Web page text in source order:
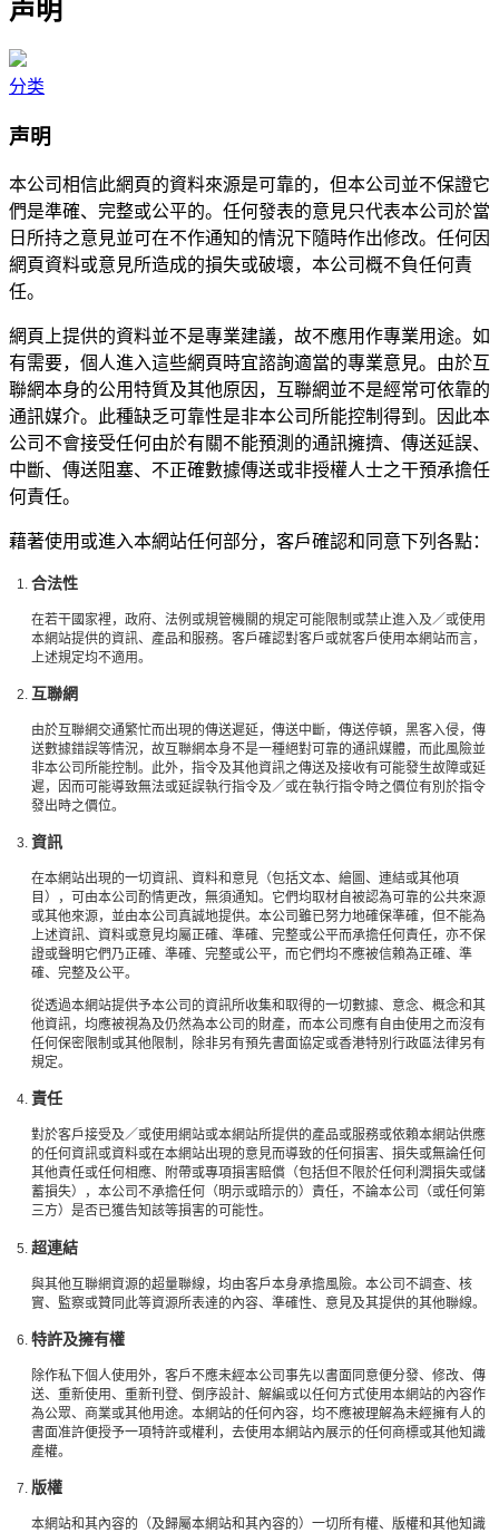
声明
分类
声明
本公司相信此網頁的資料來源是可靠的，但本公司並不保證它
們是準確、完整或公平的。任何發表的意見只代表本公司於當
日所持之意見並可在不作通知的情況下隨時作出修改。任何因
網頁資料或意見所造成的損失或破壞，本公司概不負任何責
任。
網頁上提供的資料並不是專業建議，故不應用作專業用途。如
有需要，個人進入這些網頁時宜諮詢適當的專業意見。由於互
聯網本身的公用特質及其他原因，互聯網並不是經常可依靠的
通訊媒介。此種缺乏可靠性是非本公司所能控制得到。因此本
公司不會接受任何由於有關不能預測的通訊擁擠、傳送延誤、
中斷、傳送阻塞、不正確數據傳送或非授權人士之干預承擔任
何責任。
藉著使用或進入本網站任何部分，客戶確認和同意下列各點：
合法性
在若干國家裡，政府、法例或規管機關的規定可能限制或禁止進入及／或使用
本網站提供的資訊、產品和服務。客戶確認對客戶或就客戶使用本網站而言，
上述規定均不適用。
互聯網
由於互聯網交通繁忙而出現的傳送遲延，傳送中斷，傳送停頓，黑客入侵，傳
送數據錯誤等情況，故互聯網本身不是一種絕對可靠的通訊媒體，而此風險並
非本公司所能控制。此外，指令及其他資訊之傳送及接收有可能發生故障或延
遲，因而可能導致無法或延誤執行指令及／或在執行指令時之價位有別於指令
發出時之價位。
資訊
在本網站出現的一切資訊、資料和意見（包括文本、繪圖、連結或其他項
目），可由本公司酌情更改，無須通知。它們均取材自被認為可靠的公共來源
或其他來源，並由本公司真誠地提供。本公司雖已努力地確保準確，但不能為
上述資訊、資料或意見均屬正確、準確、完整或公平而承擔任何責任，亦不保
證或聲明它們乃正確、準確、完整或公平，而它們均不應被信賴為正確、準
確、完整及公平。
從透過本網站提供予本公司的資訊所收集和取得的一切數據、意念、概念和其
他資訊，均應被視為及仍然為本公司的財產，而本公司應有自由使用之而沒有
任何保密限制或其他限制，除非另有預先書面協定或香港特別行政區法律另有
規定。
責任
對於客戶接受及／或使用網站或本網站所提供的產品或服務或依賴本網站供應
的任何資訊或資料或在本網站出現的意見而導致的任何損害、損失或無論任何
其他責任或任何相應、附帶或專項損害賠償（包括但不限於任何利潤損失或儲
蓄損失），本公司不承擔任何（明示或暗示的）責任，不論本公司（或任何第
三方）是否已獲告知該等損害的可能性。
超連結
與其他互聯網資源的超量聯線，均由客戶本身承擔風險。本公司不調查、核
實、監察或贊同此等資源所表達的內容、準確性、意見及其提供的其他聯線。
特許及擁有權
除作私下個人使用外，客戶不應未經本公司事先以書面同意便分發、修改、傳
送、重新使用、重新刊登、倒序設計、解編或以任何方式使用本網站的內容作
為公眾、商業或其他用途。本網站的任何內容，均不應被理解為未經擁有人的
書面准許便授予一項特許或權利，去使用本網站內展示的任何商標或其他知識
產權。
版權
本網站和其內容的（及歸屬本網站和其內容的）一切所有權、版權和其他知識